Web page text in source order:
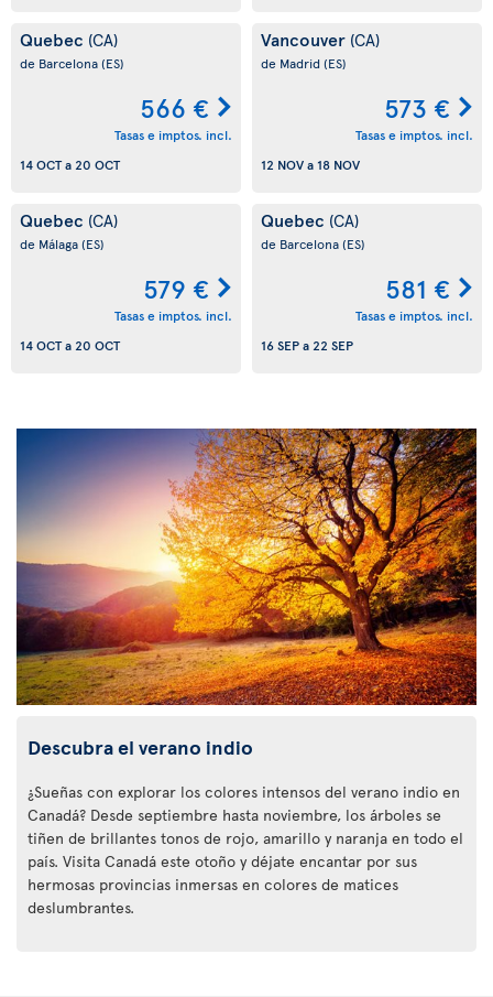
Quebec (CA)
de Barcelona(ES)
566 €
Tasas e imptos. incl.
14 OCTa20 OCT
Vancouver (CA)
de Madrid(ES)
573 €
Tasas e imptos. incl.
12 NOVa 18 NOV
Quebec (CA)
de Málaga(ES)
579 €
Tasas e imptos. incl.
14 OCTa20 OCT
Quebec (CA)
de Barcelona(ES)
581 €
Tasas e imptos. incl.
16 SEPa22 SEP
Descubra el verano indio
¿Sueñas con explorar los colores intensos del verano indio en
Canadá? Desde septiembre hasta noviembre, los árboles se
tiñen de brillantes tonos de rojo, amarillo y naranja en todo el
país. Visita Canadá este otoño y déjate encantar por sus
hermosas provincias inmersas en colores de matices
deslumbrantes.